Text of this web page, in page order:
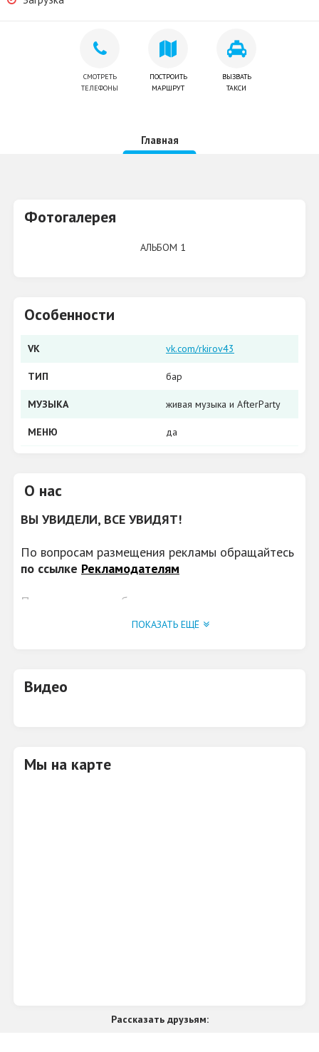
СМОТРЕТЬ
ТЕЛЕФОНЫ
ПОСТРОИТЬ
МАРШРУТ
ВЫЗВАТЬ
ТАКСИ
Главная
О нас
ВЫ УВИДЕЛИ, ВСЕ УВИДЯТ!
По вопросам размещения рекламы обращайтесь
по ссылке Рекламодателям
Предлагаем дружбу в группе
https://vk.com/rkirov43
ПОКАЗАТЬ ЕЩЁ
Особенности
VK vk.com/rkirov43
ТИП бар
МУЗЫКА живая музыка и AfterParty
МЕНЮ да
Фотогалерея
АЛЬБОМ 1
Видео
Мы на карте
Рассказать друзьям: